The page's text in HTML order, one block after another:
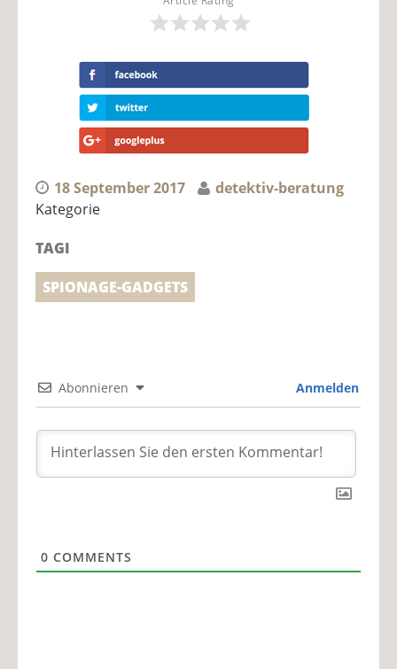
18 September 2017
detektiv-beratung
Kategorie
TAGI
SPIONAGE-GADGETS
Abonnieren Anmelden
0 COMMENTS